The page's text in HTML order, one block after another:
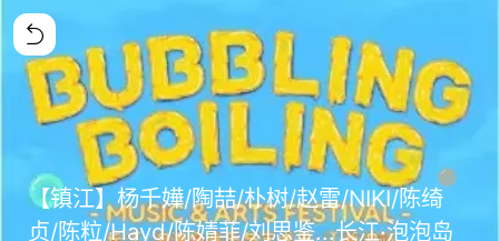
【镇江】杨千嬅/陶喆/朴树/赵雷/NIKI/陈绮
贞/陈粒/Hayd/陈婧菲/刘思鉴...长江·泡泡岛